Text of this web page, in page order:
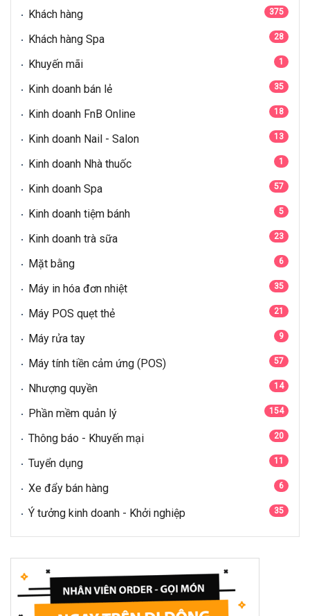
Khách hàng 375
Khách hàng Spa 28
Khuyến mãi 1
Kinh doanh bán lẻ 35
Kinh doanh FnB Online 18
Kinh doanh Nail - Salon 13
Kinh doanh Nhà thuốc 1
Kinh doanh Spa 57
Kinh doanh tiệm bánh 5
Kinh doanh trà sữa 23
Mặt bằng 6
Máy in hóa đơn nhiệt 35
Máy POS quẹt thẻ 21
Máy rửa tay 9
Máy tính tiền cảm ứng (POS) 57
Nhượng quyền 14
Phần mềm quản lý 154
Thông báo - Khuyến mại 20
Tuyển dụng 11
Xe đẩy bán hàng 6
Ý tưởng kinh doanh - Khởi nghiệp 35